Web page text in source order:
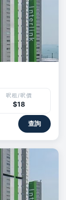
呎租/呎價
$18
查詢